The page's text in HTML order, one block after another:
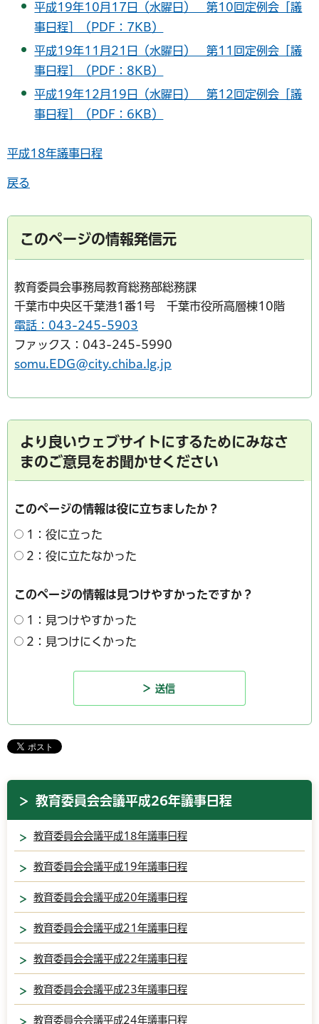
平成19年10月17日（水曜日） 第10回定例会［議
事日程］（PDF：7KB）
平成19年11月21日（水曜日） 第11回定例会［議
事日程］（PDF：8KB）
平成19年12月19日（水曜日） 第12回定例会［議
事日程］（PDF：6KB）
平成18年議事日程
戻る
このページの情報発信元
教育委員会事務局教育総務部総務課
千葉市中央区千葉港1番1号 千葉市役所高層棟10階
電話：043-245-5903
ファックス：043-245-5990
somu.EDG@city.chiba.lg.jp
より良いウェブサイトにするためにみなさ
まのご意見をお聞かせください
このページの情報は役に立ちましたか？
1：役に立った
2：役に立たなかった
このページの情報は見つけやすかったですか？
1：見つけやすかった
2：見つけにくかった
教育委員会会議平成26年議事日程
教育委員会会議平成18年議事日程
教育委員会会議平成19年議事日程
教育委員会会議平成20年議事日程
教育委員会会議平成21年議事日程
教育委員会会議平成22年議事日程
教育委員会会議平成23年議事日程
教育委員会会議平成24年議事日程